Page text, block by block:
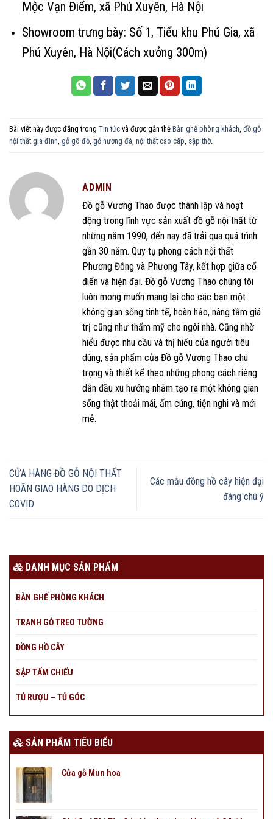
Mộc Vạn Điểm, xã Phú Xuyên, Hà Nội
Showroom trưng bày: Số 1, Tiểu khu Phú Gia, xã
Phú Xuyên, Hà Nội(Cách xưởng 300m)
Bài viết này được đăng trong Tin tức và được gắn thẻ Bàn ghế phòng khách đồ gỗ
nội thất gia đình gỗ gõ đỏ gỗ hương đá nội thất cao cấp sập thờ.
ADMIN
Đồ gỗ Vương Thao được thành lập và hoạt
động trong lĩnh vực sản xuất đồ gỗ nội thất từ
những năm 1990, đến nay đã trải qua quá trình
gần 30 năm. Quy tụ phong cách nội thất
Phương Đông và Phương Tây, kết hợp giữa cổ
điển và hiện đại. Đồ gỗ Vương Thao chúng tôi
luôn mong muốn mang lại cho các bạn một
không gian sống tinh tế, hoàn hảo, nâng tầm giá
trị cũng như thẩm mỹ cho ngôi nhà. Cũng nhờ
hiểu được nhu cầu và thị hiếu của người tiêu
dùng, sản phẩm của Đồ gỗ Vương Thao chú
trọng và thiết kế theo những phong cách riêng
dẫn đầu xu hướng nhằm tạo ra một không gian
sống thật thoải mái, ấm cúng, tiện nghi và mới
mẻ.
CỬA HÀNG ĐỒ GỖ NỘI THẤT
HOÃN GIAO HÀNG DO DỊCH
COVID
Các mẫu đồng hồ cây hiện đại
đáng chú ý
DANH MỤC SẢN PHẨM
BÀN GHẾ PHÒNG KHÁCH
TRANH GỖ TREO TƯỜNG
ĐỒNG HỒ CÂY
SẬP TẤM CHIẾU
TỦ RƯỢU – TỦ GÓC
SẢN PHẨM TIÊU BIỂU
Cửa gỗ Mun hoa